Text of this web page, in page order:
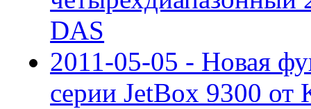
DAS
2011-05-05 - Новая
серии JetBox 9300